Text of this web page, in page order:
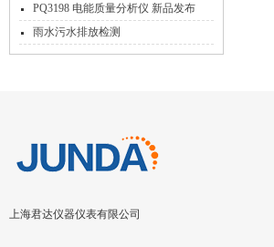
方法
PQ3198 电能质量分析仪 新品发布
雨水污水排放检测
上海君达仪器仪表有限公司